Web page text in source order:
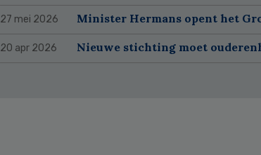
27 mei 2026 Minister Hermans opent het
20 apr 2026 Nieuwe stichting moet